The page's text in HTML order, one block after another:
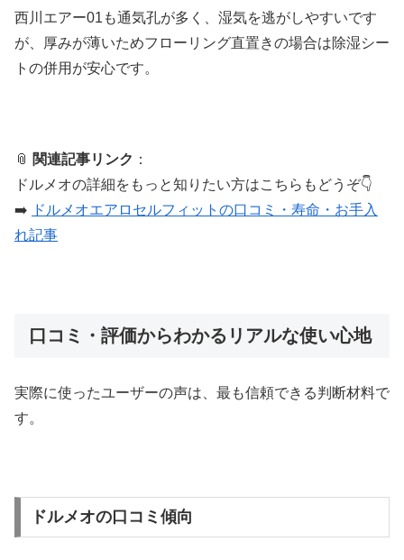
西川エアー01も通気孔が多く、湿気を逃がしやすいです
が、厚みが薄いためフローリング直置きの場合は除湿シー
トの併用が安心です。
📎 関連記事リンク ：
ドルメオの詳細をもっと知りたい方はこちらもどうぞ👇
➡️ ドルメオエアロセルフィットの口コミ・寿命・お手入
れ記事
口コミ・評価からわかるリアルな使い心地
実際に使ったユーザーの声は、最も信頼できる判断材料で
す。
ドルメオの口コミ傾向